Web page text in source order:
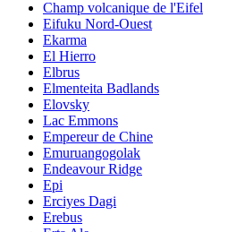
Champ volcanique de l'Eifel
Eifuku Nord-Ouest
Ekarma
El Hierro
Elbrus
Elmenteita Badlands
Elovsky
Lac Emmons
Empereur de Chine
Emuruangogolak
Endeavour Ridge
Epi
Erciyes Dagi
Erebus